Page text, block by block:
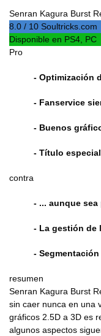
Senran Kagura Burst
8.0 / 10 Soultricks.com
Disponible en PS4, PC
Pro
- Optimización
- Fanservice
- Buenos
- Título
contra
- ... aunque
- La gestión de
-
resumen
Senran Kagura Burst
sin caer nunca en una
gráficos 2.5D a 3D es
algunos aspectos